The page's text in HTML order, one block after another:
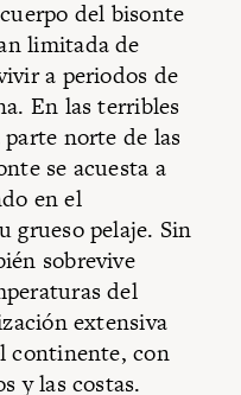
del bisonte
limitada de
a periodos de
En las terribles
norte de las
se acuesta a
en el
grueso pelaje. Sin
sobrevive
del
extensiva
continente, con
y las costas.